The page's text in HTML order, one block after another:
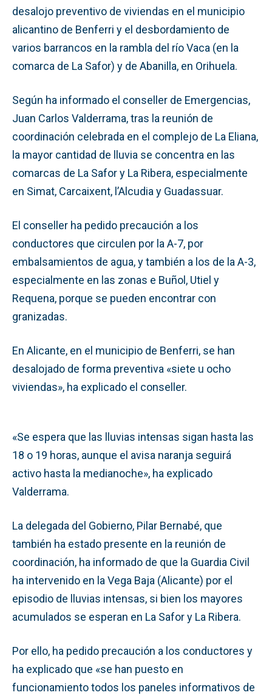
desalojo preventivo de viviendas en el municipio
alicantino de Benferri y el desbordamiento de
varios barrancos en la rambla del río Vaca (en la
comarca de La Safor) y de Abanilla, en Orihuela.
Según ha informado el conseller de Emergencias,
Juan Carlos Valderrama, tras la reunión de
coordinación celebrada en el complejo de La Eliana,
la mayor cantidad de lluvia se concentra en las
comarcas de La Safor y La Ribera, especialmente
en Simat, Carcaixent, l’Alcudia y Guadassuar.
El conseller ha pedido precaución a los
conductores que circulen por la A-7, por
embalsamientos de agua, y también a los de la A-3,
especialmente en las zonas e Buñol, Utiel y
Requena, porque se pueden encontrar con
granizadas.
En Alicante, en el municipio de Benferri, se han
desalojado de forma preventiva «siete u ocho
viviendas», ha explicado el conseller.
«Se espera que las lluvias intensas sigan hasta las
18 o 19 horas, aunque el avisa naranja seguirá
activo hasta la medianoche», ha explicado
Valderrama.
La delegada del Gobierno, Pilar Bernabé, que
también ha estado presente en la reunión de
coordinación, ha informado de que la Guardia Civil
ha intervenido en la Vega Baja (Alicante) por el
episodio de lluvias intensas, si bien los mayores
acumulados se esperan en La Safor y La Ribera.
Por ello, ha pedido precaución a los conductores y
ha explicado que «se han puesto en
funcionamiento todos los paneles informativos de